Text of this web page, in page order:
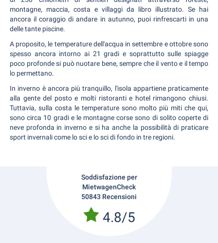
montagne, maccia, costa e villaggi da libro illustrato. Se hai
ancora il coraggio di andare in autunno, puoi rinfrescarti in una
delle tante piscine.
A proposito, le temperature dell'acqua in settembre e ottobre sono
spesso ancora intorno ai 21 gradi e soprattutto sulle spiagge
poco profonde si può nuotare bene, sempre che il vento e il tempo
lo permettano.
In inverno è ancora più tranquillo, l'isola appartiene praticamente
alla gente del posto e molti ristoranti e hotel rimangono chiusi.
Tuttavia, sulla costa le temperature sono molto più miti che qui,
sono circa 10 gradi e le montagne corse sono di solito coperte di
neve profonda in inverno e si ha anche la possibilità di praticare
sport invernali come lo sci e lo sci di fondo in tre regioni.
Soddisfazione per
MietwagenCheck
50843 Recensioni
4.8/5